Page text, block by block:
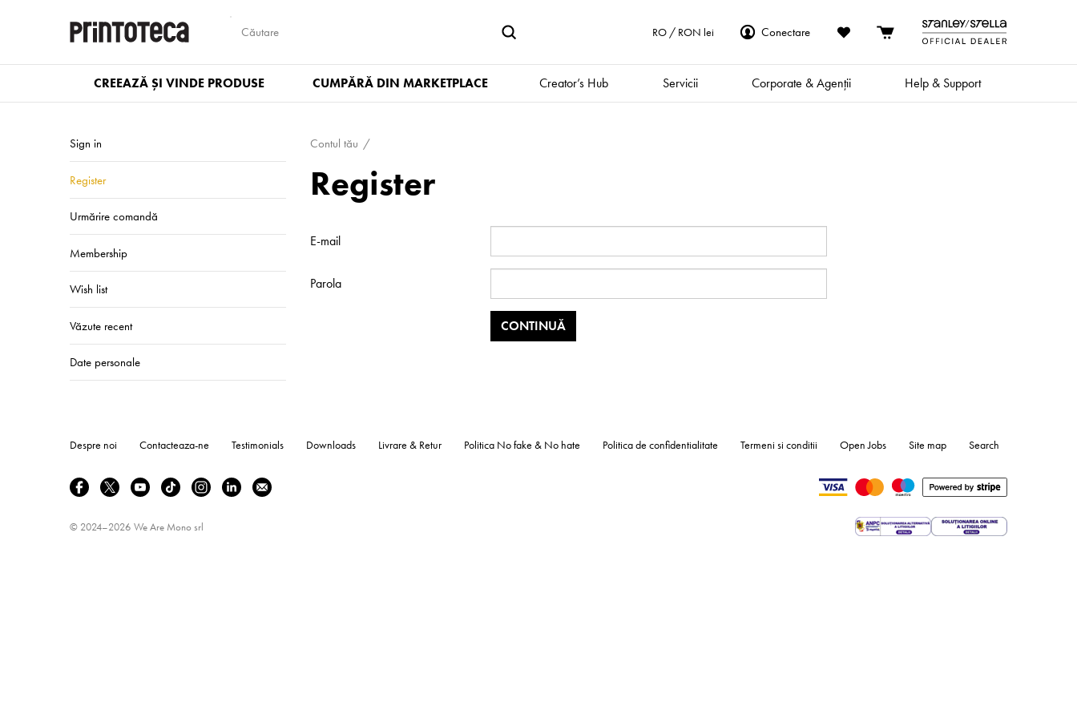
RO / RON lei Conectare
CREEAZĂ ȘI VINDE PRODUSE CUMPĂRĂ DIN MARKETPLACE Creator’s Hub Servicii Corporate & Agenții Help & Support
Sign in
Register
Urmărire comandă
Membership
Wish list
Văzute recent
Date personale
Contul tău
Register
E-mail
Parola
Despre noi Contacteaza-ne Testimonials Downloads Livrare & Retur Politica No fake & No hate Politica de confidentialitate Termeni si conditii Open Jobs Site map Search
© 2024–2026 We Are Mono srl